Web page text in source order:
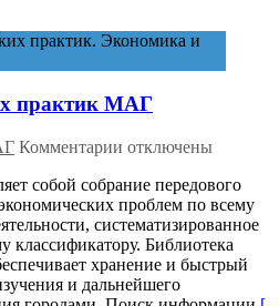
практик. Экономика и
практик МАГ
Комментарии к
Библиотека
городских
практик
МАГ
отключены
собой собрание передового
проблем по всему
систематизированное
классификатору. Библиотека
хранение и быстрый
и дальнейшего